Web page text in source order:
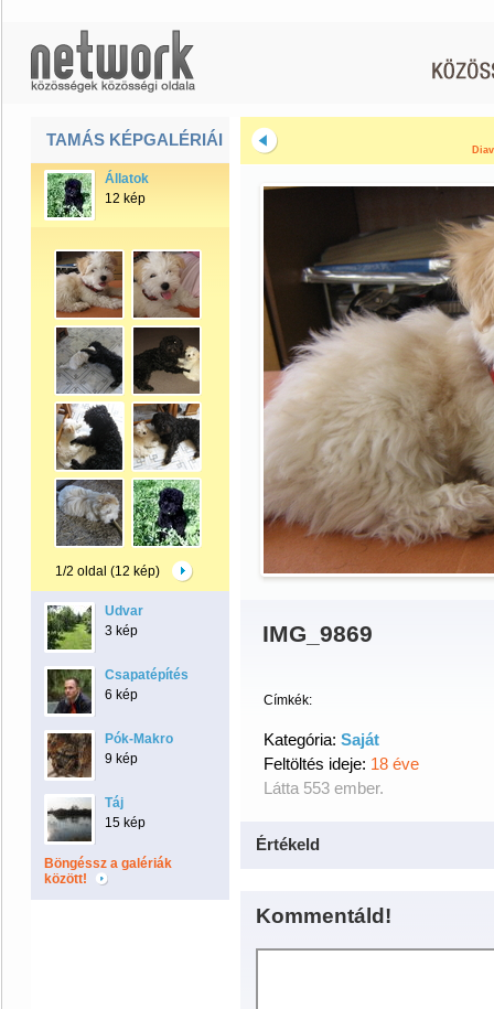
TAMÁS KÉPGALÉRIÁI
Állatok
12 kép
1/2 oldal (12 kép)
Udvar
3 kép
Csapatépítés
6 kép
Pók-Makro
9 kép
Táj
15 kép
Böngéssz a galériák
között!
IMG_9869
Címkék:
Kategória: Saját
Feltöltés ideje: 18 éve
Látta 553 ember.
Értékeld
Kommentáld!